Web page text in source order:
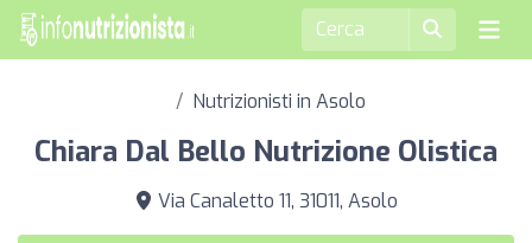
Nutrizionisti in Asolo
Chiara Dal Bello Nutrizione Olistica
Via Canaletto 11, 31011, Asolo